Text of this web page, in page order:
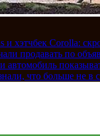
и хэтчбек Corolla:
продавать по
что больше не в